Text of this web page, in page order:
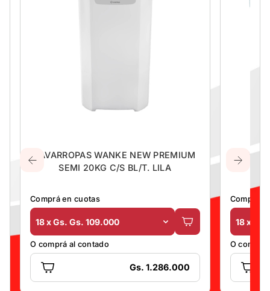
LAVARROPAS WANKE NEW PREMIUM
SEMI 20KG C/S BL/T. LILA
Comprá en cuotas
18 x Gs. Gs. 109.000
O comprá al contado
Gs. 1.286.000
Comprá
18 x
O comprá